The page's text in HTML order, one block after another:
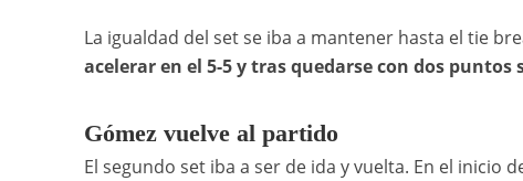
La igualdad del set se iba a mantener hasta el tie
acelerar en el 5-5 y tras quedarse con dos
Gómez vuelve al partido
El segundo set iba a ser de ida y vuelta. En el inicio